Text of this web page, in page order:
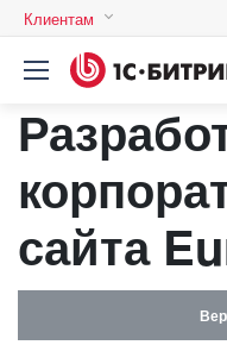
Клиентам
сайта